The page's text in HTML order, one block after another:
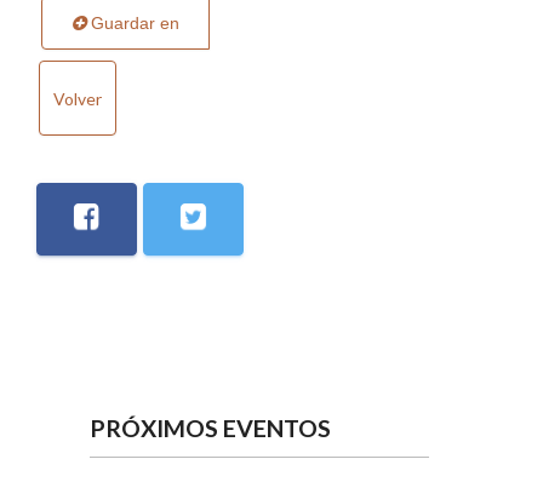
Guardar en
Volver
PRÓXIMOS EVENTOS